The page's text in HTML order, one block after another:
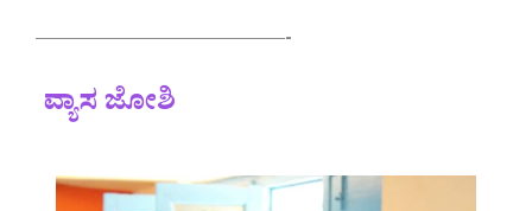
——————————————-
ವ್ಯಾಸ ಜೋಶಿ